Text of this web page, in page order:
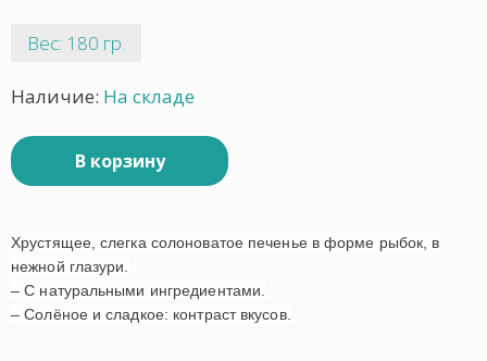
Вес: 180 гр.
Наличие: На складе
В корзину
Хрустящее, слегка солоноватое печенье в форме рыбок, в
нежной глазури.
– С натуральными ингредиентами.
– Солёное и сладкое: контраст вкусов.